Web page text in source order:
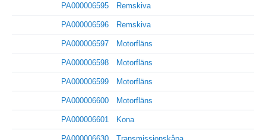
PA000006595 Remskiva
PA000006596 Remskiva
PA000006597 Motorfläns
PA000006598 Motorfläns
PA000006599 Motorfläns
PA000006600 Motorfläns
PA000006601 Kona